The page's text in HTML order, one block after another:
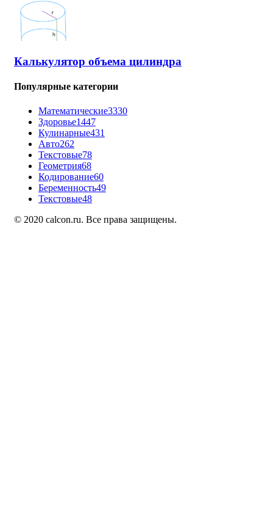
Калькулятор объема цилиндра
Популярные категории
Математические3330
Здоровье1447
Кулинарные431
Авто262
Текстовые78
Геометрия68
Кодирование60
Беременность49
Текстовые48
© 2020 calcon.ru. Все права защищены.